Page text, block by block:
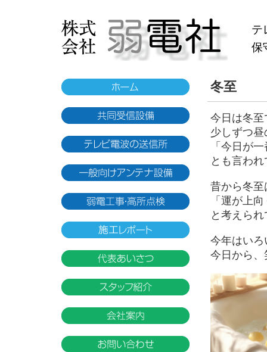
テ
保
冬至
今日は冬至
少しずつ
「今日が
とも言わ
昔から冬至
「運が上
と考えら
今年はい
今日から